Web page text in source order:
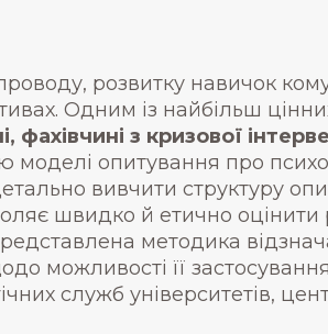
розвитку навичок
Одним із найбільш
з кризової
моделі опитування про
вивчити структуру
швидко й етично оцінити
методика
можливості її
служб університетів,